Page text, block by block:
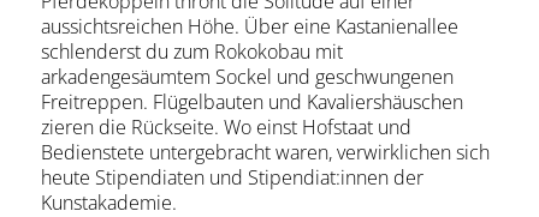
aussichtsreichen Höhe. Über eine Kastanienallee
schlenderst du zum Rokokobau mit
arkadengesäumtem Sockel und geschwungenen
Freitreppen. Flügelbauten und Kavaliershäuschen
zieren die Rückseite. Wo einst Hofstaat und
Bedienstete untergebracht waren, verwirklichen sich
heute Stipendiaten und Stipendiat:innen der
Kunstakademie.